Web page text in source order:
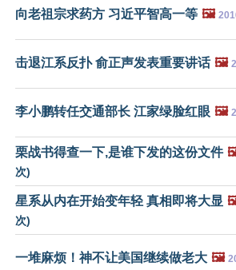
向老祖宗求药方 习近平智高一等 🖼️
击退江系反扑 俞正声发表重要讲话 🖼️
李小鹏转任交通部长 江家绿脸红眼 🖼️
栗战书得查一下,是谁下发的这份文件
次)
星系从内在开始变年轻 真相即将大显
次)
一堆麻烦！神不让美国继续做老大 🖼️